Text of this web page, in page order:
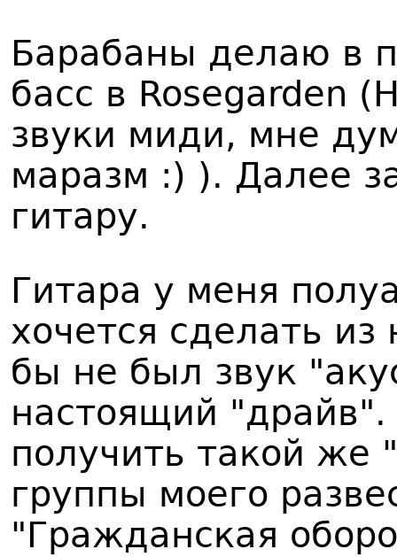
Барабаны делаю в
басс в Rosegarden
звуки миди, мне
маразм :) ). Далее
гитару.
Гитара у меня
хочется сделать
бы не был звук
настоящий
получить такой же
группы моего
"Гражданская